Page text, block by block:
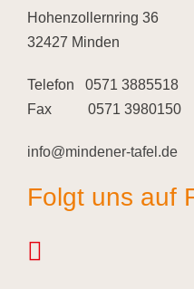
Hohenzollernring 36
32427 Minden
Telefon 0571 3885518
Fax 0571 3980150
info@mindener-tafel.de
Folgt uns auf